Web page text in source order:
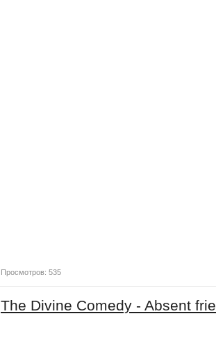
Просмотров: 535
The Divine Comedy - Absent